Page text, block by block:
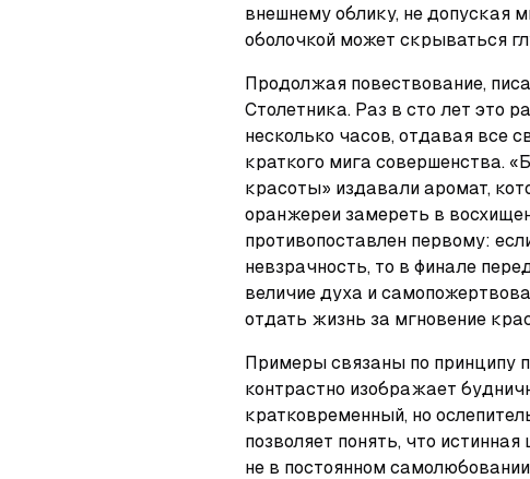
внешнему облику, не допуская
оболочкой может скрываться
Продолжая повествование,
Столетника. Раз в сто лет это
несколько часов, отдавая все
краткого мига совершенства.
красоты» издавали аромат,
оранжереи замереть в
противопоставлен первому:
невзрачность, то в финале
величие духа и
отдать жизнь за мгновение
Примеры связаны по принципу
контрастно изображает
кратковременный, но
позволяет понять, что
не в постоянном